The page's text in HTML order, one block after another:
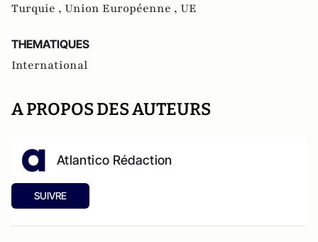
Turquie , Union Européenne , UE
THEMATIQUES
International
A PROPOS DES AUTEURS
Atlantico Rédaction
SUIVRE